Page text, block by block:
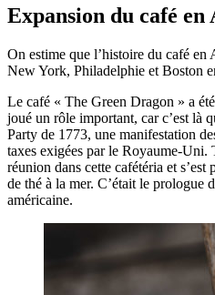
Expansion du café en
On estime que l’histoire du café
New York, Philadelphie et Boston
Le café « The Green Dragon » a
joué un rôle important, car c’est là
Party de 1773, une manifestation
taxes exigées par le Royaume-Uni.
réunion dans cette cafétéria et
de thé à la mer. C’était le prologue
américaine.